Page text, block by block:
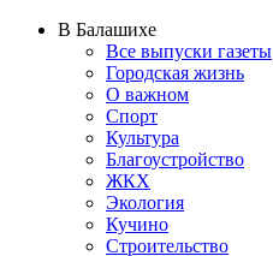
В Балашихе
Все выпуски газеты
Городская жизнь
О важном
Спорт
Культура
Благоустройство
ЖКХ
Экология
Кучино
Строительство